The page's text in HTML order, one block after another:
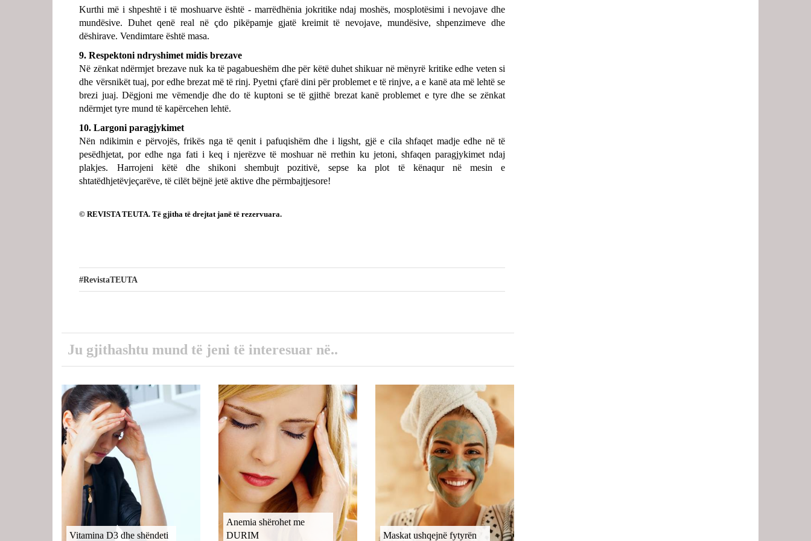
Kurthi më i shpeshtë i të moshuarve është - marrëdhënia jokritike ndaj moshës, mosplotësimi i nevojave dhe
mundësive. Duhet qenë real në çdo pikëpamje gjatë kreimit të nevojave, mundësive, shpenzimeve dhe
dëshirave. Vendimtare është masa.
9. Respektoni ndryshimet midis brezave
Në zënkat ndërmjet brezave nuk ka të pagabueshëm dhe për këtë duhet shikuar në mënyrë kritike edhe veten si
dhe vërsnikët tuaj, por edhe brezat më të rinj. Pyetni çfarë dini për problemet e të rinjve, a e kanë ata më lehtë se
brezi juaj. Dëgjoni me vëmendje dhe do të kuptoni se të gjithë brezat kanë problemet e tyre dhe se zënkat
ndërmjet tyre mund të kapërcehen lehtë.
10. Largoni paragjykimet
Nën ndikimin e përvojës, frikës nga të qenit i pafuqishëm dhe i ligsht, gjë e cila shfaqet madje edhe në të
pesëdhjetat, por edhe nga fati i keq i njerëzve të moshuar në rrethin ku jetoni, shfaqen paragjykimet ndaj
plakjes. Harrojeni këtë dhe shikoni shembujt pozitivë, sepse ka plot të kënaqur në mesin e
shtatëdhjetëvjeçarëve, të cilët bëjnë jetë aktive dhe përmbajtjesore!
© REVISTA TEUTA. Të gjitha të drejtat janë të rezervuara.
#RevistaTEUTA
Ju gjithashtu mund të jeni të interesuar në..
Vitamina D3 dhe shëndeti
Anemia shërohet me
DURIM
Maskat ushqejnë fytyrën